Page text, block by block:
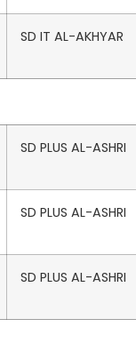
SD IT AL-AKHYAR
SD PLUS AL-ASHRI
SD PLUS AL-ASHRI
SD PLUS AL-ASHRI